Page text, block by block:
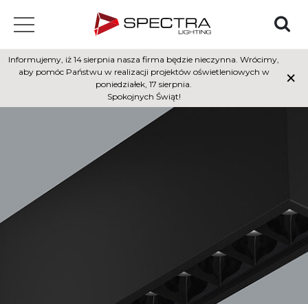
Informujemy, iż 14 sierpnia nasza firma będzie nieczynna. Wrócimy,
aby pomóc Państwu w realizacji projektów oświetleniowych w
poniedziałek, 17 sierpnia.
Spokojnych Świąt!
×